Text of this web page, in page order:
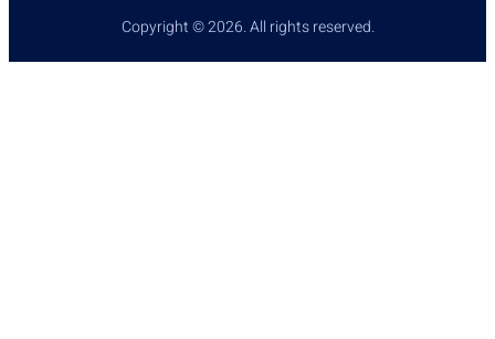
Copyright © 2026. All rights reserved.